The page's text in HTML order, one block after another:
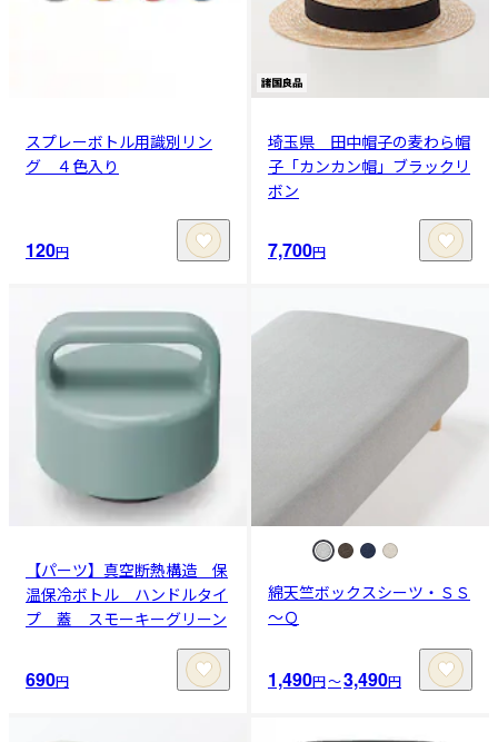
スプレーボトル用識別リン
グ ４色入り
120円
埼玉県 田中帽子の麦わら帽
子「カンカン帽」ブラックリ
ボン
7,700円
【パーツ】真空断熱構造 保
温保冷ボトル ハンドルタイ
プ 蓋 スモーキーグリーン
690円
綿天竺ボックスシーツ・ＳＳ
～Ｑ
1,490円〜3,490円